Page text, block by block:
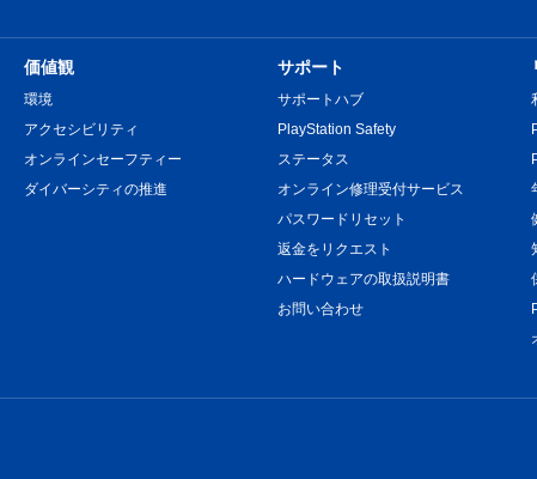
価値観
環境
アクセシビリティ
オンラインセーフティー
ダイバーシティの推進
サポート
サポートハブ
PlayStation Safety
ステータス
オンライン修理受付サービス
パスワードリセット
返金をリクエスト
ハードウェアの取扱説明書
お問い合わせ